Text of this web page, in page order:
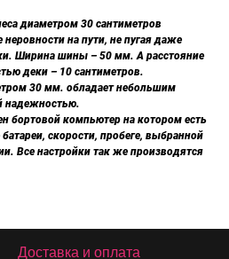
диаметром 30 сантиметров
на пути, не пугая даже
Ширина шины – 50 мм. А расстояние
деки – 10 сантиметров.
30 мм. обладает небольшим
надежностью.
бортовой компьютер на котором есть
скорости, пробеге, выбранной
Все настройки так же производятся
Доставка и оплата